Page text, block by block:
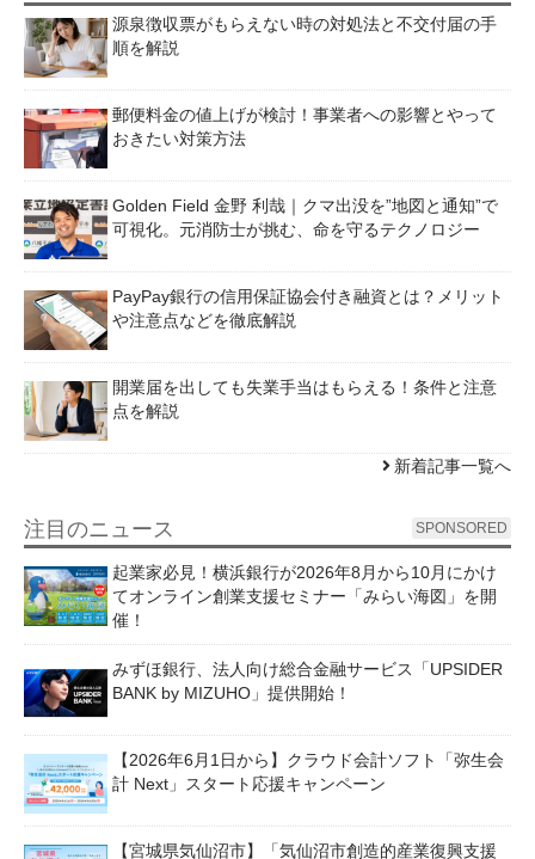
源泉徴収票がもらえない時の対処法と不交付届の手
順を解説
郵便料金の値上げが検討！事業者への影響とやって
おきたい対策方法
Golden Field 金野 利哉｜クマ出没を”地図と通知”で
可視化。元消防士が挑む、命を守るテクノロジー
PayPay銀行の信用保証協会付き融資とは？メリット
や注意点などを徹底解説
開業届を出しても失業手当はもらえる！条件と注意
点を解説
新着記事一覧へ
注目のニュース SPONSORED
起業家必見！横浜銀行が2026年8月から10月にかけ
てオンライン創業支援セミナー「みらい海図」を開
催！
みずほ銀行、法人向け総合金融サービス「UPSIDER
BANK by MIZUHO」提供開始！
【2026年6月1日から】クラウド会計ソフト「弥生会
計 Next」スタート応援キャンペーン
【宮城県気仙沼市】「気仙沼市創造的産業復興支援